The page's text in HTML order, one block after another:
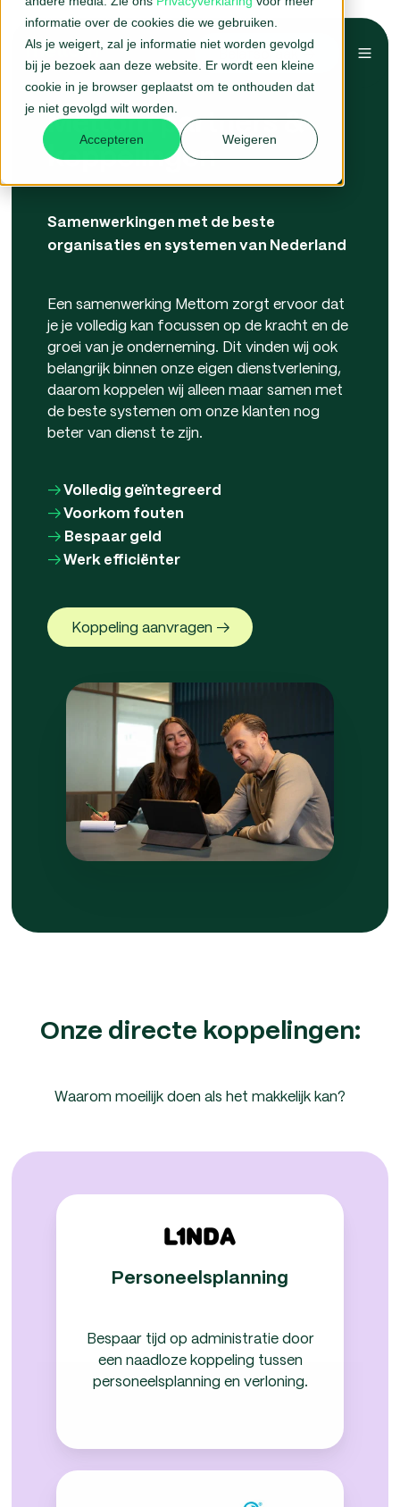
informatie over de cookies die we gebruiken.
Als je weigert, zal je informatie niet worden gevolgd
bij je bezoek aan deze website. Er wordt een kleine
cookie in je browser geplaatst om te onthouden dat
je niet gevolgd wilt worden.
Accepteren Weigeren
Belafspraak →
Mettom partners &
koppelingen
Samenwerkingen met de beste
organisaties en systemen van Nederland
Een samenwerking Mettom zorgt ervoor dat
je je volledig kan focussen op de kracht en de
groei van je onderneming. Dit vinden wij ook
belangrijk binnen onze eigen dienstverlening,
daarom koppelen wij alleen maar samen met
de beste systemen om onze klanten nog
beter van dienst te zijn.
→ Volledig geïntegreerd
→ Voorkom fouten
→ Bespaar geld
→ Werk efficiënter
Koppeling aanvragen →
Onze directe koppelingen:
Waarom moeilijk doen als het makkelijk kan?
Personeelsplanning
Bespaar tijd op administratie door
een naadloze koppeling tussen
personeelsplanning en verloning.